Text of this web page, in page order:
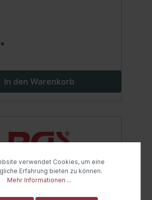
In den Warenkorb
verwendet Cookies, um eine
Erfahrung bieten zu können.
Mehr Informationen ...